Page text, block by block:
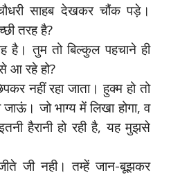
साहब देखकर चौंक पड़े।
तरह है?
है। तुम तो बिल्कुल पहचाने ही
आ रहे हो?
नहीं रहा जाता। हुक्म हो तो
जो भाग्य में लिखा होगा, व
हैरानी हो रही है, यह मुझसे
जी नही। तम्हें जान-बूझकर